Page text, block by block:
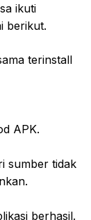
ikuti
berikut.
terinstall
APK.
sumber tidak
berhasil.